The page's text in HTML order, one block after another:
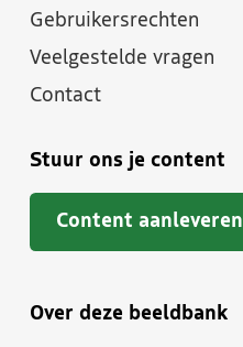
Gebruikersrechten
Veelgestelde vragen
Contact
Stuur ons je content
Content aanleveren
Over deze beeldbank